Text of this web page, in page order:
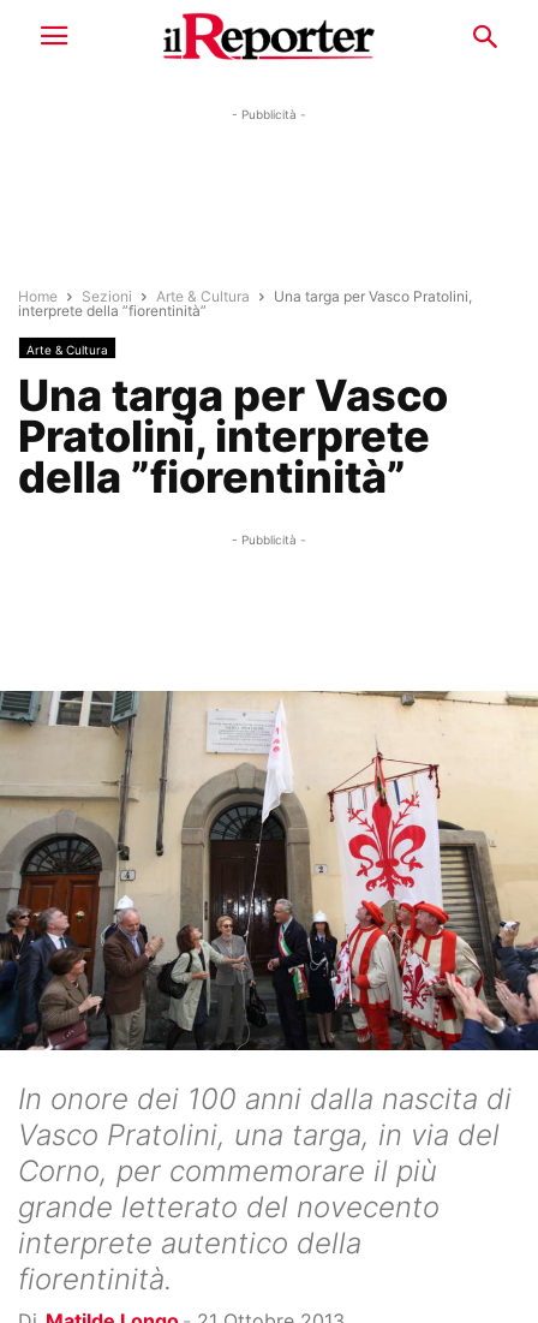
- Pubblicità -
Home Sezioni Arte & Cultura
Una targa per Vasco Pratolini,
interprete della ”fiorentinità”
Arte & Cultura
Una targa per Vasco
Pratolini, interprete
della ”fiorentinità”
- Pubblicità -
In onore dei 100 anni dalla nascita di
Vasco Pratolini, una targa, in via del
Corno, per commemorare il più
grande letterato del novecento
interprete autentico della
fiorentinità.